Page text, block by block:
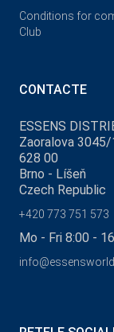
Conditions for
Club
CONTACTE
ESSENS
Zaoralova 3045/
628 00
Brno - Líšeň
Czech Republic
+420 773 751 573
Mo - Fri 8:00 -